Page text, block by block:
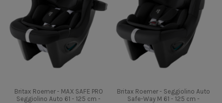
Britax Roemer - MAX SAFE PRO
Seggiolino Auto 61 - 125 cm -
Britax Roemer - Seggiolino Auto
Safe-Way M 61 - 125 cm -